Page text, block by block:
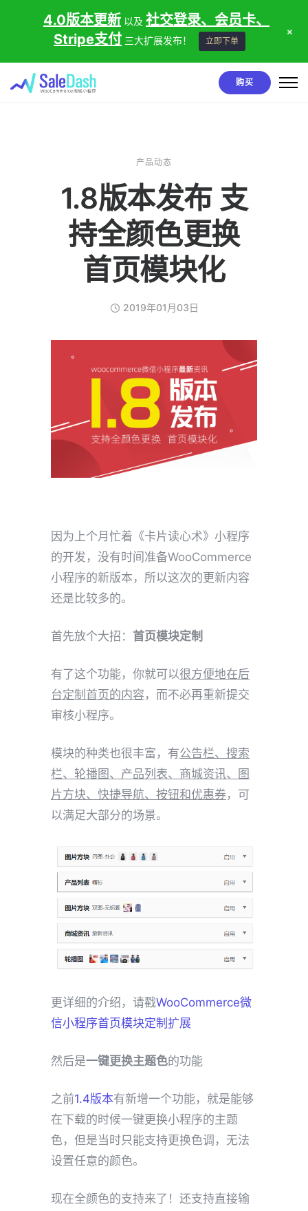
购买
产品动态
1.8版本发布 支
持全颜色更换
首页模块化
2019年01月03日
因为上个月忙着《卡片读心术》小程序
的开发，没有时间准备WooCommerce
小程序的新版本，所以这次的更新内容
还是比较多的。
首先放个大招： 首页模块定制
有了这个功能，你就可以很方便地在后
台定制首页的内容 ，而不必再重新提交
审核小程序。
模块的种类也很丰富，有公告栏、搜索
栏、轮播图、产品列表、商城资讯、图
片方块、快捷导航、按钮和优惠券 ，可
以满足大部分的场景。
更详细的介绍，请戳WooCommerce微
信小程序首页模块定制扩展
然后是一键更换主题色的功能
之前1.4版本有新增一个功能，就是能够
在下载的时候一键更换小程序的主题
色，但是当时只能支持更换色调，无法
设置任意的颜色。
现在全颜色的支持来了！还支持直接输
4.0版本更新 以及 社交登录、会员卡、
Stripe支付 三大扩展发布！ 立即下单
+